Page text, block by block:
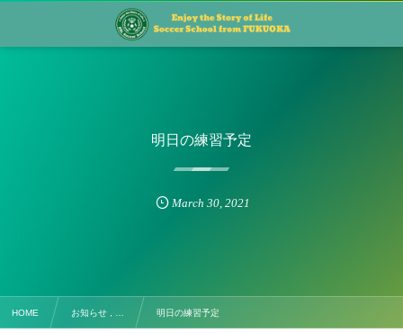
明日の練習予定
March 30,2021
HOME お知らせ , … 明日の練習予定